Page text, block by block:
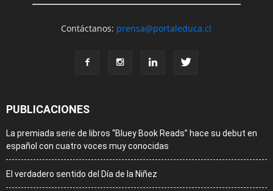
Contáctanos: prensa@portaleduca.cl
PUBLICACIONES
La premiada serie de libros “Bluey Book Reads” hace su debut en
español con cuatro voces muy conocidas
El verdadero sentido del Día de la Niñez